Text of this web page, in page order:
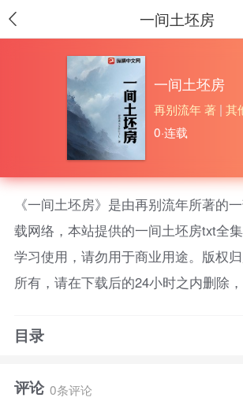
一间土坯房
一间土坯房
再别流年 著 |其
0·连载
《一间土坯房》是由再别流年所著的
载网络，本站提供的一间土坯房txt全
学习使用，请勿用于商业用途。版权
所有，请在下载后的24小时之内删除，
的生活，青春来扛起，苦闷的爱情，落
目录
评论 0条评论